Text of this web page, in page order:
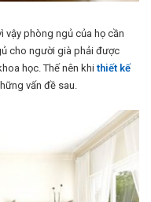
vậy phòng ngủ của họ cần
cho người già phải được
học. Thế nên khi thiết kế
vấn đề sau.